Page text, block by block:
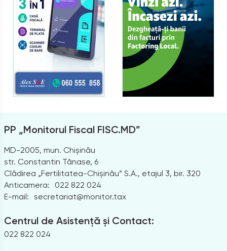
PP „Monitorul Fiscal FISC.MD”
MD-2005, mun. Chișinău
str. Constantin Tănase, 6
Clădirea „Fertilitatea-Chișinău” S.A., etajul 3, bir. 320
Anticamera:
022 822 024
E-mail: secretariat@monitor.tax
Centrul de Asistență și Contact:
022 822 024